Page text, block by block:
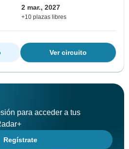
2 mar., 2027
+10 plazas libres
Ver circuito
para acceder a tus
Regístrate